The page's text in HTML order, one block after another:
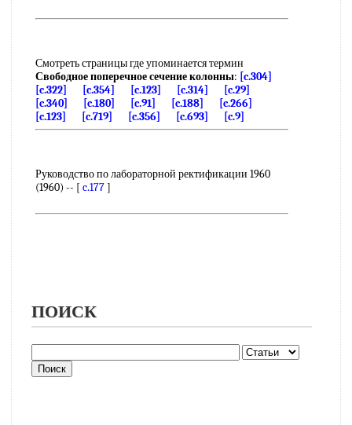
Смотреть страницы где упоминается термин
Свободное поперечное сечение колонны: [c.304]
[c.322]
[c.354] [c.123] [c.314]
[c.29]
[c.340]
[c.180] [c.91] [c.188]
[c.266]
[c.123]
[c.719] [c.356] [c.693] [c.9]
Руководство по лабораторной ректификации 1960
(1960) -- [ c.177]
ПОИСК